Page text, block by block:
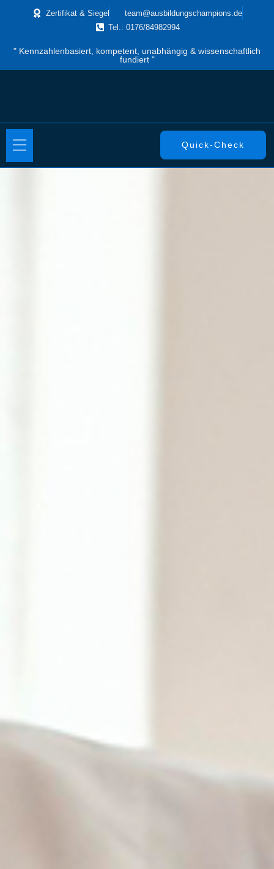
Zertifikat & Siegel
team@ausbildungschampions.de
Tel.: 0176/84982994
" Kennzahlenbasiert, kompetent, unabhängig & wissenschaftlich
fundiert "
Quick-Check